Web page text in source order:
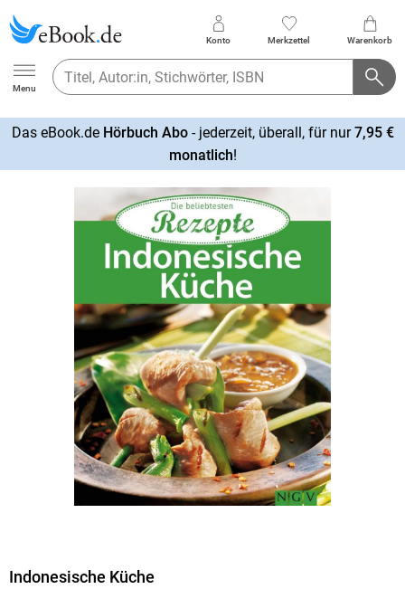
Ebook.de
Menu
Konto Merkzettel Warenkorb
Das eBook.de Hörbuch Abo- jederzeit, überall, für nur7,95 €
monatlich!
Indonesische Küche